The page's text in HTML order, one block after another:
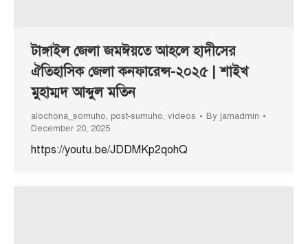
টাঙ্গাইল জেলা জমঈয়তে আহলে হাদীসের
ঐতিহাসিক জেলা কনফারেন্স-২০২৫ | শাইখ
মুহাম্মদ আব্দুল মতিন
alochona_somuho, post-sumuho, videos By jamadmin
December 20, 2025
https://youtu.be/JDDMKp2qohQ